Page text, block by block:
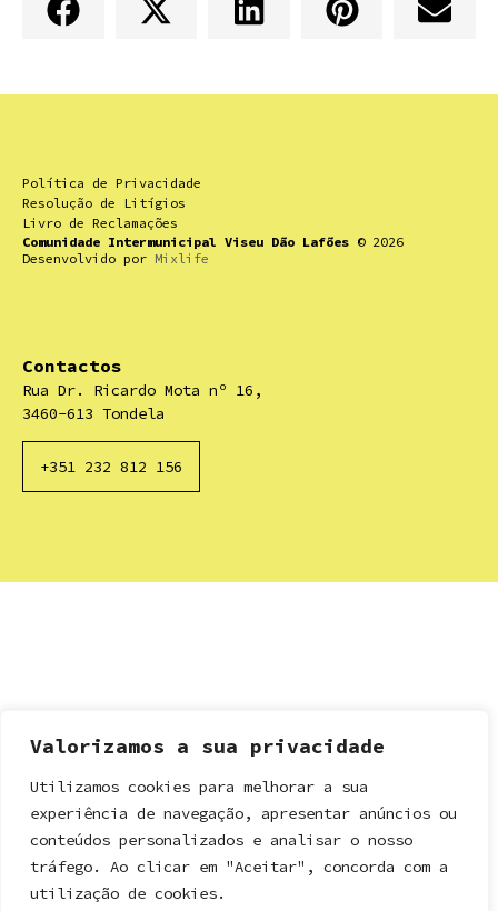
Valorizamos a sua privacidade
Utilizamos cookies para melhorar a sua
experiência de navegação, apresentar anúncios ou
conteúdos personalizados e analisar o nosso
tráfego. Ao clicar em "Aceitar", concorda com a
utilização de cookies.
Política de Privacidade
Resolução de Litígios
Livro de Reclamações
Comunidade Intermunicipal Viseu Dão Lafões © 2026
Desenvolvido por Mixlife
Contactos
Rua Dr. Ricardo Mota nº 16,
3460-613 Tondela
+351 232 812 156